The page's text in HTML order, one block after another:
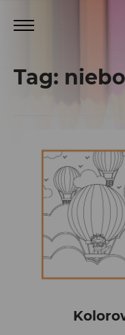
Tag: niebo